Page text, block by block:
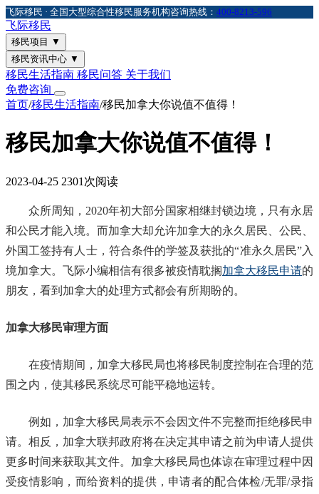
飞际移民 · 全国大型综合性移民服务机构咨询热线： 400-8213-596
飞际移民
移民项目 ▼
移民资讯中心 ▼
移民生活指南 移民问答 关于我们
免费咨询
首页/移民生活指南/移民加拿大你说值不值得！
移民加拿大你说值不值得！
2023-04-25 2301次阅读
众所周知，2020年初大部分国家相继封锁边境，只有永居
和公民才能入境。而加拿大却允许加拿大的永久居民、公民、
外国工签持有人士，符合条件的学签及获批的“准永久居民”入
境加拿大。飞际小编相信有很多被疫情耽搁加拿大移民申请的
朋友，看到加拿大的处理方式都会有所期盼的。
加拿大移民审理方面
在疫情期间，加拿大移民局也将移民制度控制在合理的范
围之内，使其移民系统尽可能平稳地运转。
例如，加拿大移民局表示不会因文件不完整而拒绝移民申
请。相反，加拿大联邦政府将在决定其申请之前为申请人提供
更多时间来获取其文件。加拿大移民局也体谅在审理过程中因
受疫情影响，而给资料的提供，申请者的配合体检/无罪/录指